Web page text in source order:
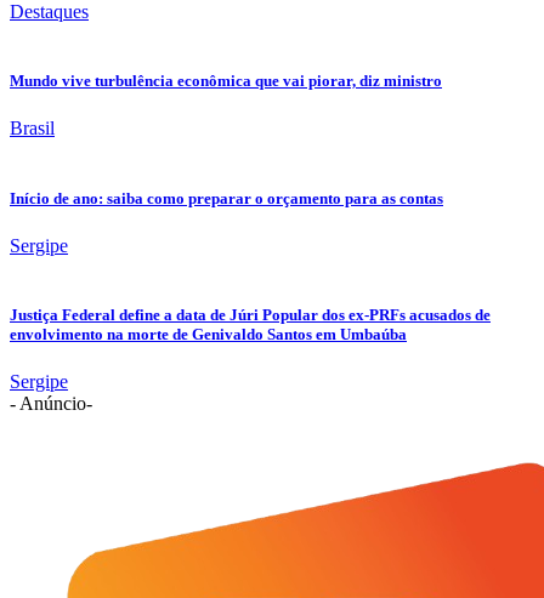
Destaques
Mundo vive turbulência econômica que vai piorar, diz ministro
Brasil
Início de ano: saiba como preparar o orçamento para as contas
Sergipe
Justiça Federal define a data de Júri Popular dos ex-PRFs acusados de
envolvimento na morte de Genivaldo Santos em Umbaúba
Sergipe
- Anúncio-